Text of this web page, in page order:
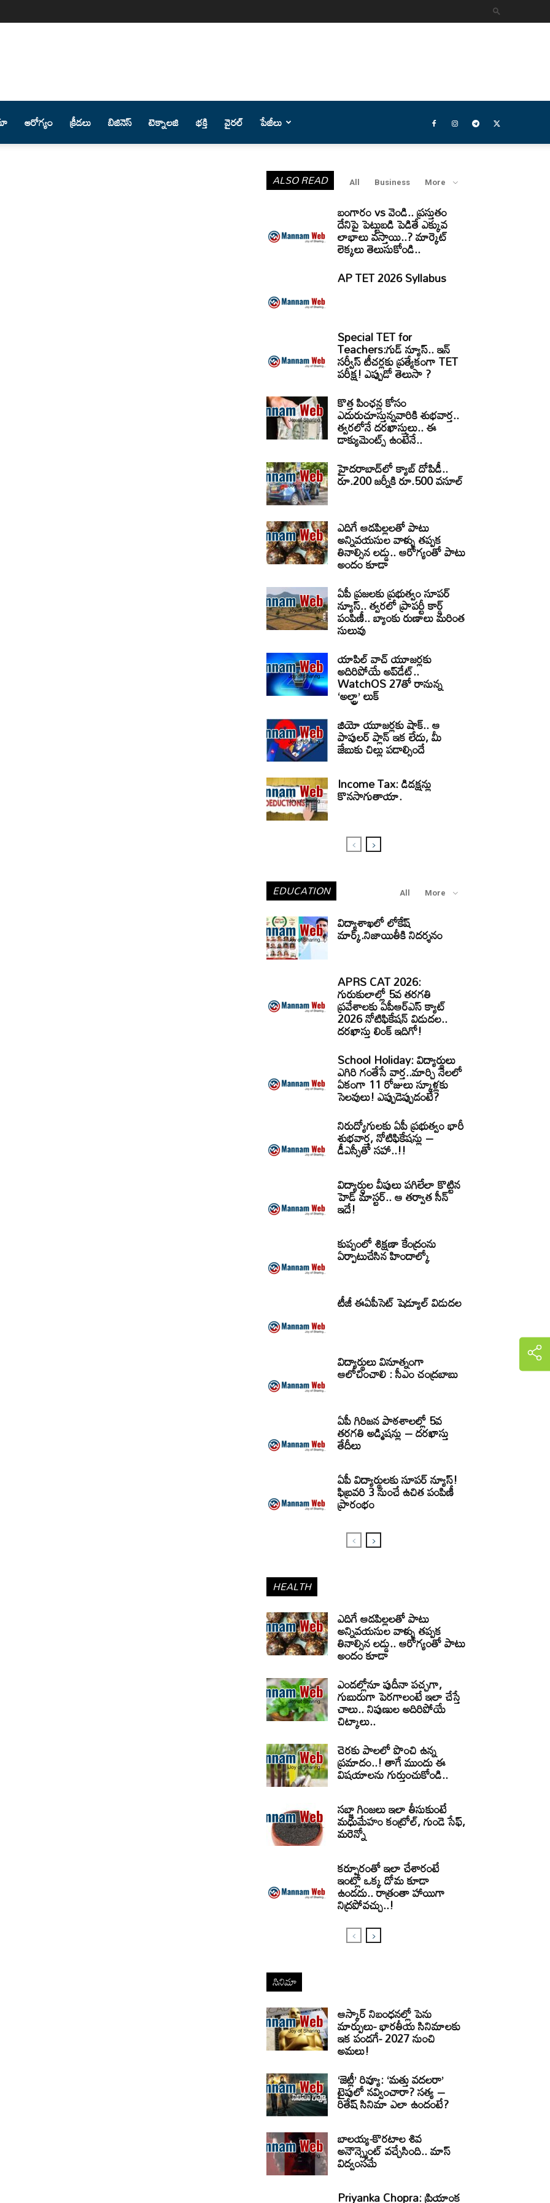
ఆరోగ్యం క్రీడలు బిజినెస్ టెక్నాలజి భక్తి వైరల్ పేజీలు
ALSO READ All Business More
బంగారం vs వెండి.. ప్రస్తుతం
దేనిపై పెట్టుబడి పెడితే ఎక్కువ
లాభాలు వస్తాయి..? మార్కెట్
లెక్కలు తెలుసుకోండి..
AP TET 2026 Syllabus
Special TET for
Teachers:గుడ్ న్యూస్.. ఇన్
సర్వీస్ టీచర్లకు ప్రత్యేకంగా TET
పరీక్ష! ఎప్పుడో తెలుసా ?
కొత్త పింఛన్ల కోసం
ఎదురుచూస్తున్నవారికి శుభవార్త..
త్వరలోనే దరఖాస్తులు.. ఈ
డాక్యుమెంట్స్ ఉంటేనే..
హైదరాబాద్‌లో క్యాబ్‌ దోపిడీ..
రూ.200 జర్నీకి రూ.500 వసూల్
ఎదిగే ఆడపిల్లలతో పాటు
అన్నివయసుల వాళ్ళు తప్పక
తినాల్సిన లడ్డు.. ఆరోగ్యంతో పాటు
అందం కూడా
ఏపీ ప్రజలకు ప్రభుత్వం సూపర్
న్యూస్.. త్వరలో ప్రాపర్టీ కార్డ్
పంపిణీ.. బ్యాంకు రుణాలు మరింత
సులువు
యాపిల్ వాచ్ యూజర్లకు
అదిరిపోయే అప్‌డేట్..
WatchOS 27తో రానున్న
‘అల్ట్రా’ లుక్
జియో యూజర్లకు షాక్.. ఆ
పాపులర్ ప్లాన్ ఇక లేదు, మీ
జేబుకు చిల్లు పడాల్సిందే
Income Tax: డిడక్షన్లు
కొనసాగుతాయా.
EDUCATION All More
విద్యాశాఖలో లోకేష్
మార్క్.నిజాయితీకి నిదర్శనం
APRS CAT 2026:
గురుకులాల్లో 5వ తరగతి
ప్రవేశాలకు ఏపీఆర్‌ఎస్‌ క్యాట్‌
2026 నోటిఫికేషన్‌ విడుదల..
దరఖాస్తు లింక్‌ ఇదిగో!
School Holiday: విద్యార్థులు
ఎగిరి గంతేసే వార్త..మార్చి నెలలో
ఏకంగా 11 రోజులు స్కూళ్లకు
సెలవులు! ఎప్పుడెప్పుడంటే?
నిరుద్యోగులకు ఏపీ ప్రభుత్వం భారీ
శుభవార్త, నోటిఫికేషన్లు –
డీఎస్సీతో సహా..!!
విద్యార్ధుల వీపులు పగిలేలా కొట్టిన
హెడ్ మాస్టర్.. ఆ తర్వాత సీన్‌
ఇదే!
కుప్పంలో శిక్షణా కేంద్రంను
ఏర్పాటుచేసిన హిందాల్కో
టీజీ ఈఏపీసెట్‌ షెడ్యూల్‌ విడుదల
విద్యార్థులు వినూత్నంగా
ఆలోచించాలి : సీఎం చంద్రబాబు
ఏపీ గిరిజన పాఠశాలల్లో 5వ
తరగతి అడ్మిషన్లు – దరఖాస్తు
తేదీలు
ఏపీ విద్యార్థులకు సూపర్ న్యూస్!
ఫిబ్రవరి 3 నుంచే ఉచిత పంపిణీ
ప్రారంభం
HEALTH
ఎదిగే ఆడపిల్లలతో పాటు
అన్నివయసుల వాళ్ళు తప్పక
తినాల్సిన లడ్డు.. ఆరోగ్యంతో పాటు
అందం కూడా
ఎండల్లోనూ పుదీనా పచ్చగా,
గుబురుగా పెరగాలంటే ఇలా చేస్తే
చాలు.. నిపుణుల అదిరిపోయే
చిట్కాలు..
చెరకు పాలలో పొంచి ఉన్న
ప్రమాదం..! తాగే ముందు ఈ
విషయాలను గుర్తుంచుకోండి..
సబ్జా గింజలు ఇలా తీసుకుంటే
మధుమేహం కంట్రోల్, గుండె సేఫ్,
మరెన్నో
కర్పూరంతో ఇలా చేశారంటే
ఇంట్లో ఒక్క దోమ కూడా
ఉండదు.. రాత్రంతా హాయిగా
నిద్రపోవచ్చు..!
సినిమా
ఆస్కార్ నిబంధనల్లో పెను
మార్పులు- భారతీయ సినిమాలకు
ఇక పండగే- 2027 నుంచి
అమలు!
‘జెట్లీ’ రివ్యూ: ‘మత్తు వదలరా’
టైపులో నవ్వించారా? సత్య –
రితేష్ సినిమా ఎలా ఉందంటే?
బాలయ్య-కొరటాల శివ
అనౌన్స్మెంట్ వచ్చేసింది.. మాస్
విద్వంసమే
Priyanka Chopra: ప్రియాంక